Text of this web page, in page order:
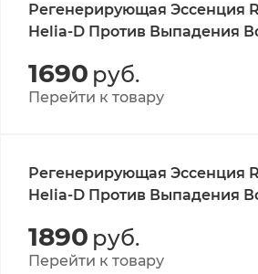
Регенерирующая Эссенция
Helia-D Против Выпадения
Against Hair Loss 75 ml
1690 руб.
Перейти к товару
Регенерирующая Эссенция
Helia-D Против Выпадения
Regenerating Essence
Caffeine 75 ml
1890 руб.
Перейти к товару